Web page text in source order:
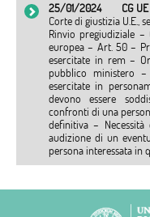
25/01/2024
CG UE
Corte di giustizia U.E.,
Rinvio pregiudiziale
europea – Art. 50 –
esercitate in rem –
pubblico ministero
esercitate in
devono essere
confronti di una
definitiva –
audizione di un
persona interessata in